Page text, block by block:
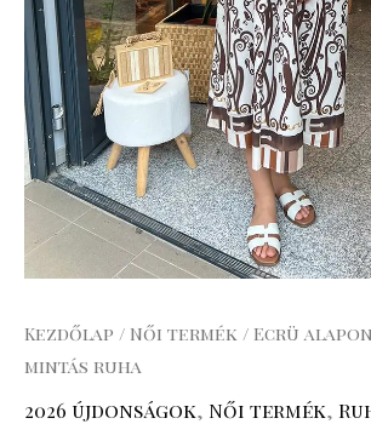
Kezdőlap / Női termék / Ecrü
mintás ruha
2026 újdonságok, Női termék,